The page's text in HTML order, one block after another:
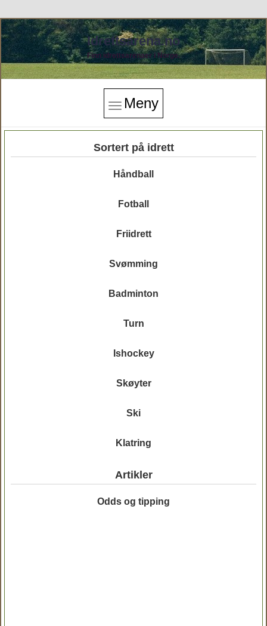
Idrettsarena.no
Finn idrettsarenaer i Norge.
Meny
Sortert på idrett
Håndball
Fotball
Friidrett
Svømming
Badminton
Turn
Ishockey
Skøyter
Ski
Klatring
Artikler
Odds og tipping